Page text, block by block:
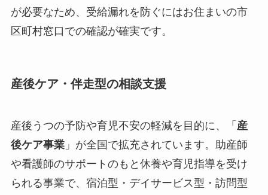
が必要なため、受給漏れを防ぐにはお住まいの市
区町村窓口での確認が確実です。
産後ケア・伴走型の相談支援
産後うつの予防や育児不安の軽減を目的に、「 産
後ケア事業」が全国で拡充されています。助産師
や看護師のサポートのもと休養や育児指導を受け
られる事業で、宿泊型・デイサービス型・訪問型